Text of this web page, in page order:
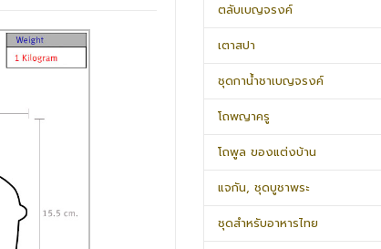
ตลับเบญจรงค์
เตาสปา
ชุดกาน้ำชาเบญจรงค์
โถพญาครู
โถพูล ของแต่งบ้าน
แจกัน, ชุดบูชาพระ
ชุดสำหรับอาหารไทย